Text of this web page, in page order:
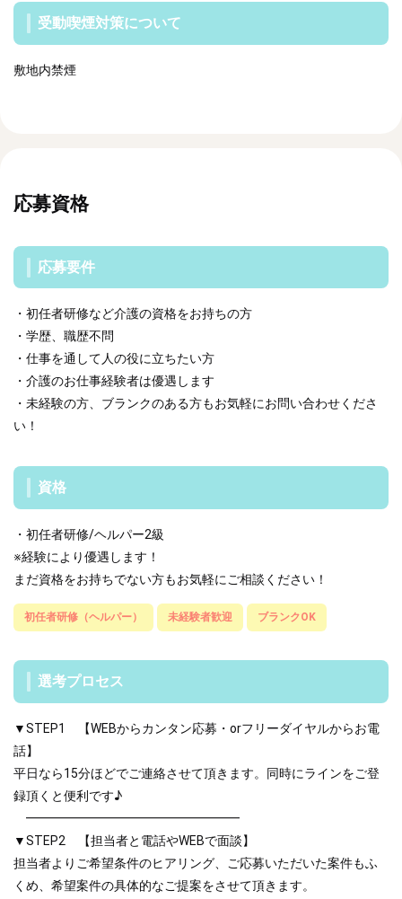
受動喫煙対策について
敷地内禁煙
応募資格
応募要件
・初任者研修など介護の資格をお持ちの方
・学歴、職歴不問
・仕事を通して人の役に立ちたい方
・介護のお仕事経験者は優遇します
・未経験の方、ブランクのある方もお気軽にお問い合わせくださ
い！
資格
・初任者研修/ヘルパー2級
※経験により優遇します！
まだ資格をお持ちでない方もお気軽にご相談ください！
初任者研修（ヘルパー） 未経験者歓迎 ブランクOK
選考プロセス
▼STEP1 【WEBからカンタン応募・orフリーダイヤルからお電
話】
平日なら15分ほどでご連絡させて頂きます。同時にラインをご登
録頂くと便利です♪
━━━━━━━━━━━━━━━━━
▼STEP2 【担当者と電話やWEBで面談】
担当者よりご希望条件のヒアリング、ご応募いただいた案件もふ
くめ、希望案件の具体的なご提案をさせて頂きます。